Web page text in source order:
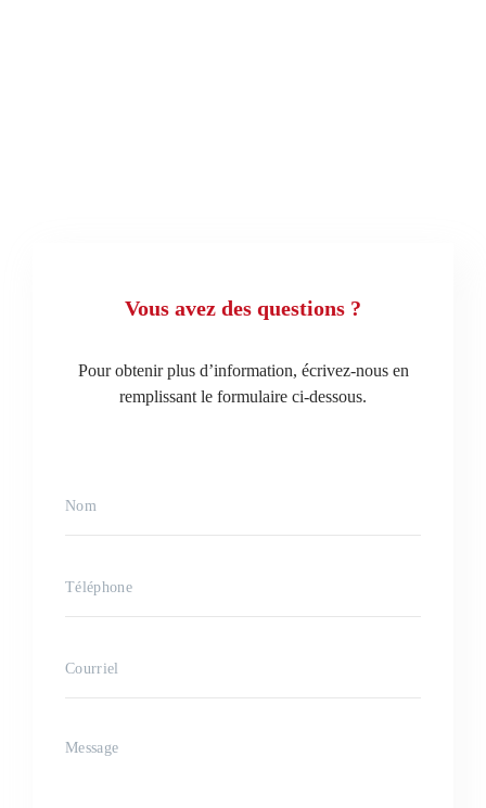
Vous avez des questions ?
Pour obtenir plus d’information, écrivez-nous en
remplissant le formulaire ci-dessous.